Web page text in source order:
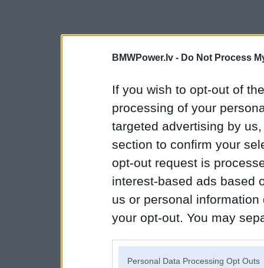
BMWPower.lv - Do Not Process
If you wish to opt-out of
processing of your
targeted advertising by
section to confirm your
opt-out request is
interest-based ads based
us or personal
your opt-out. You may
Personal Data Processing Opt Outs